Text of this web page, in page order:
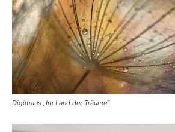
Digimaus „Im Land der Träume“